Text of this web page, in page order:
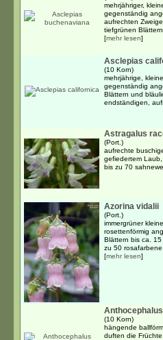
mehrjähriger,
gegenständig
aufrechten
tiefgrünen
[mehr lesen]
Asclepias
(10 Korn)
mehrjährige,
gegenständig
Blättern und
endständigen,
Astragalus
(Port.)
aufrechte
gefiedertem
bis zu 70
Azorina vidalii
(Port.)
immergrüner
rosettenförmig
Blättern bis ca.
zu 50
[mehr lesen]
(10 Korn)
hängende
duften die Früchte